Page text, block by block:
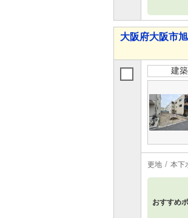
大阪府大阪市
建
更地 本下
おすすめ